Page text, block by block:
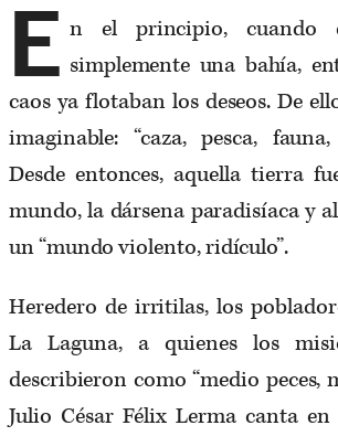
E n el principio, cuando
simplemente una bahía,
caos ya flotaban los deseos. De
imaginable: “caza, pesca, fauna,
Desde entonces, aquella tierra
mundo, la dársena paradisíaca y
un “mundo violento, ridículo”.
Heredero de irritilas, los
La Laguna, a quienes los
describieron como “medio peces,
Julio César Félix Lerma canta